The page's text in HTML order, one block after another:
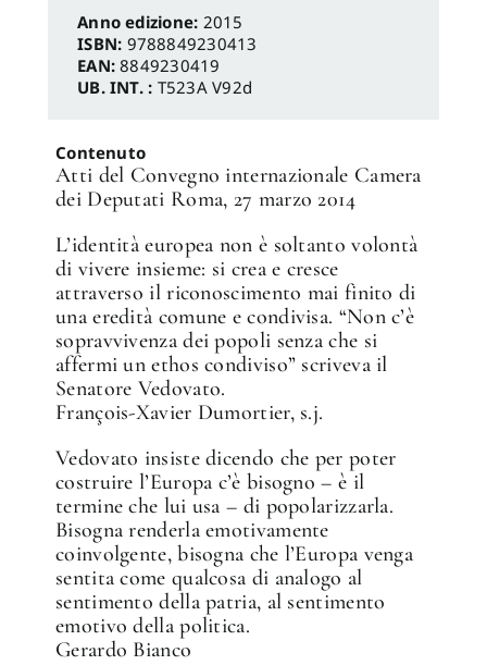
Anno edizione: 2015
ISBN: 9788849230413
EAN:8849230419
UB. INT. : T523A V92d
Contenuto
Atti del Convegno internazionale Camera
dei Deputati Roma, 27 marzo 2014
L’identità europea non è soltanto volontà
di vivere insieme: si crea e cresce
attraverso il riconoscimento mai finito di
una eredità comune e condivisa. “Non c’è
sopravvivenza dei popoli senza che si
affermi un ethos condiviso” scriveva il
Senatore Vedovato.
François-Xavier Dumortier, s.j.
Vedovato insiste dicendo che per poter
costruire l’Europa c’è bisogno – è il
termine che lui usa – di popolarizzarla.
Bisogna renderla emotivamente
coinvolgente, bisogna che l’Europa venga
sentita come qualcosa di analogo al
sentimento della patria, al sentimento
emotivo della politica.
Gerardo Bianco